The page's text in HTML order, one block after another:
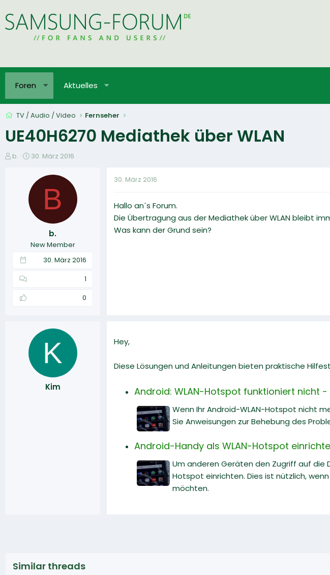
Foren Aktuelles
TV / Audio / Video Fernseher
UE40H6270 Mediathek über WLAN
E
b.
E
t
m
30. März 2016
B
b.
New Member
30. März 2016
1
0
30. März 2016
Hallo an´s Forum.
Die Übertragung aus der Mediathek über WLAN bleibt
Was kann der Grund sein?
K
Kim
Hey,
Diese Lösungen und Anleitungen bieten praktische
Android: WLAN-Hotspot funktioniert nicht
Wenn Ihr Android-WLAN-Hotspot nicht
Sie Anweisungen zur Behebung des
Android-Handy als WLAN-Hotspot
Um anderen Geräten den Zugriff auf die
Hotspot einrichten. Dies ist nützlich,
möchten.
Similar threads